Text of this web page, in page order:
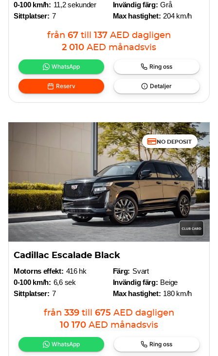
0-100 km/h: 11,2 sekunder
Sittplatser: 7
Invändig färg: Grå
Max hastighet: 204 km/h
från 67 till 137 AED dagligen
2 010 AED månadsvis
WhatsApp Ring oss
Reserv Detaljer
NO DEPOSIT
Cadillac Escalade Black
Motorns effekt: 416 hk
0-100 km/h: 6,6 sek
Sittplatser: 7
Färg: Svart
Invändig färg: Beige
Max hastighet: 180 km/h
från 339 till 675 AED dagligen
10 170 AED månadsvis
WhatsApp Ring oss